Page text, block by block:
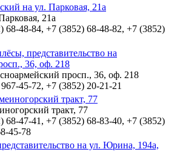
на ул. Парковая, 21а
21а
68-48-84, +7 (3852) 68-48-82, +7 (3852)
представительство на
36, оф. 218
просп., 36, оф. 218
45-72, +7 (3852) 20-21-21
тракт, 77
тракт, 77
68-47-41, +7 (3852) 68-83-40, +7 (3852)
45-78
на ул. Юрина, 194а,